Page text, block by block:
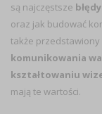
są najczęstsze
oraz jak budować
także
komunikowania
kształtowaniu
mają te wartości.